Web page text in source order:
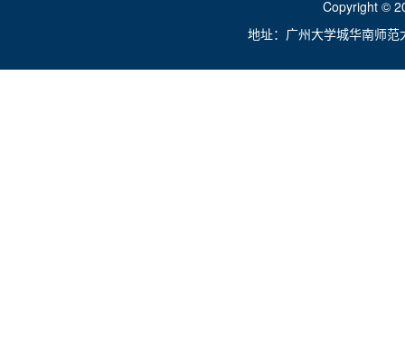
Copyright ©
地址：广州大学城华南